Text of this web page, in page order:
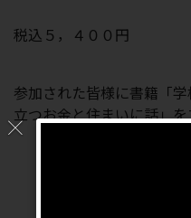
税込５，４００円
参加された皆様に書籍「
立つお金と住まいに話」